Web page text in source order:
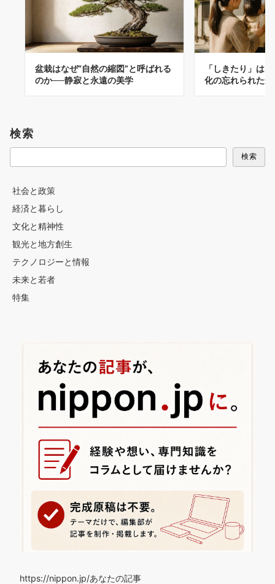
盆栽はなぜ“自然の縮図”と呼ばれる
のか──静寂と永遠の美学
「しきたり」は
化の忘れられた知
検索
検索
社会と政策
経済と暮らし
文化と精神性
観光と地方創生
テクノロジーと情報
未来と若者
特集
https://nippon.jp/あなたの記事